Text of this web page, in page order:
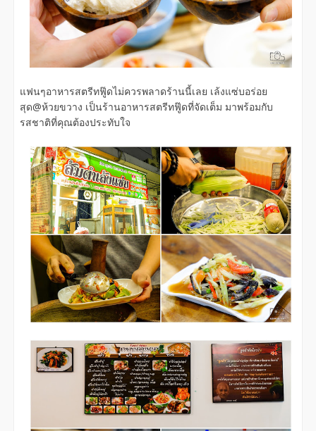
แฟนๆอาหารสตรีทฟู๊ดไม่ควรพลาดร้านนี้เลย เล้งแซ่บอร่อย
สุด@ห้วยขวาง เป็นร้านอาหารสตรีทฟู๊ดที่จัดเต็ม มาพร้อมกับ
รสชาติที่คุณต้องประทับใจ